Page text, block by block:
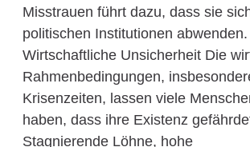
Misstrauen führt dazu, dass sie
politischen Institutionen abwenden.
Wirtschaftliche Unsicherheit Die
Rahmenbedingungen,
Krisenzeiten, lassen viele
haben, dass ihre Existenz
Stagnierende Löhne, hohe